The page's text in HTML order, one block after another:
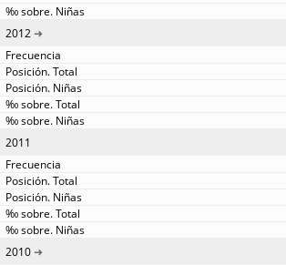
2012
2011
2010